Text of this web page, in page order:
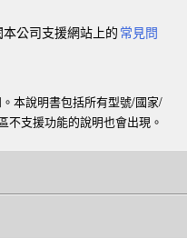
公司支援網站上的 常見問
本說明書包括所有型號/國家/
不支援功能的說明也會出現。